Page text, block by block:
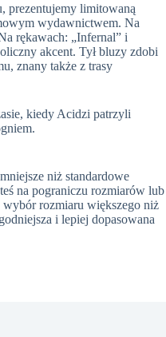
prezentujemy limitowaną
wydawnictwem. Na
rękawach: „Infernal” i
akcent. Tył bluzy zdobi
znany także z trasy
kiedy Acidzi patrzyli
niż standardowe
na pograniczu rozmiarów lub
rozmiaru większego niż
i lepiej dopasowana